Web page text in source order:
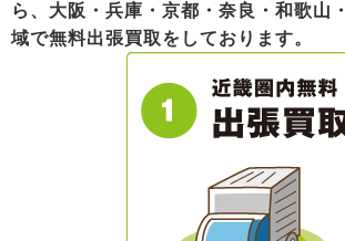
ら、大阪・兵庫・京都・奈良・和歌山
域で無料出張買取をしております。